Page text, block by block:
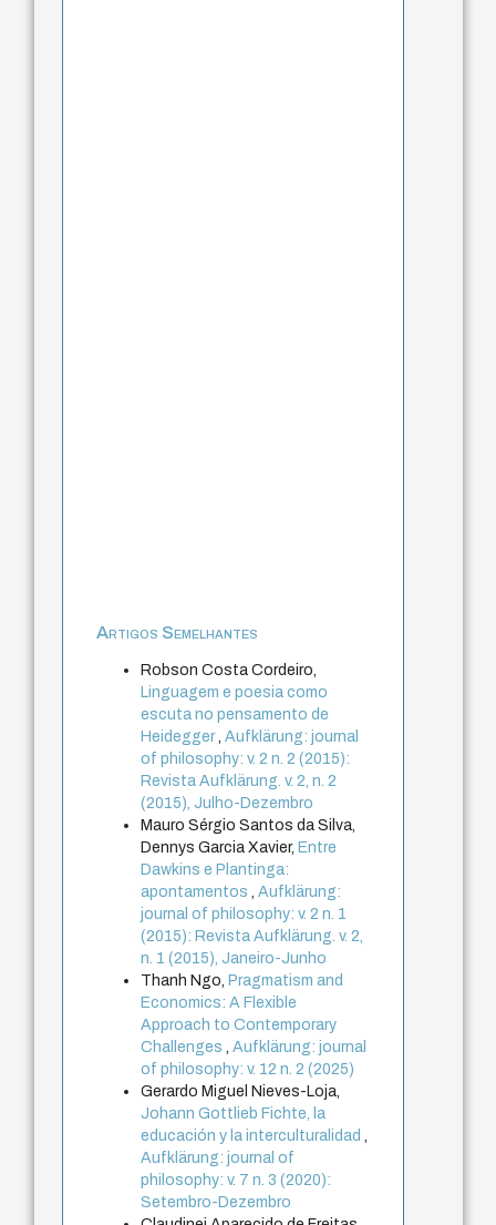
Artigos Semelhantes
Robson Costa Cordeiro,
Linguagem e poesia como
escuta no pensamento de
Heidegger,Aufklärung: journal
of philosophy: v. 2 n. 2 (2015):
Revista Aufklärung. v. 2, n. 2
(2015), Julho-Dezembro
Mauro Sérgio Santos da Silva,
Dennys Garcia Xavier, Entre
Dawkins e Plantinga:
apontamentos,Aufklärung:
journal of philosophy: v. 2 n. 1
(2015): Revista Aufklärung. v. 2,
n. 1 (2015), Janeiro-Junho
Thanh Ngo, Pragmatism and
Economics: A Flexible
Approach to Contemporary
Challenges,Aufklärung: journal
of philosophy: v. 12 n. 2 (2025)
Gerardo Miguel Nieves-Loja,
Johann Gottlieb Fichte, la
educación y la interculturalidad,
Aufklärung: journal of
philosophy: v. 7 n. 3 (2020):
Setembro-Dezembro